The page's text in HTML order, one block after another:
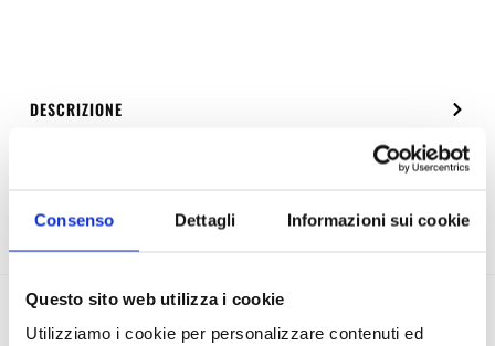
Consenso Dettagli Informazioni sui cookie
Questo sito web utilizza i cookie
Utilizziamo i cookie per personalizzare contenuti ed
DESCRIZIONE
Recensioni 1